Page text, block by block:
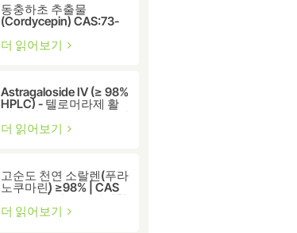
동충하초 추출물
(Cordycepin) CAS:73-
더 읽어보기
Astragaloside IV (≥ 98%
HPLC) - 텔로머라제 활
성화 및 세포 건강을 위한
프리미엄 황기 추출물
더 읽어보기
고순도 천연 소랄렌(푸라
노쿠마린) ≥98% | CAS
66-97-7 | 연구용 생리활
성 화합물
더 읽어보기